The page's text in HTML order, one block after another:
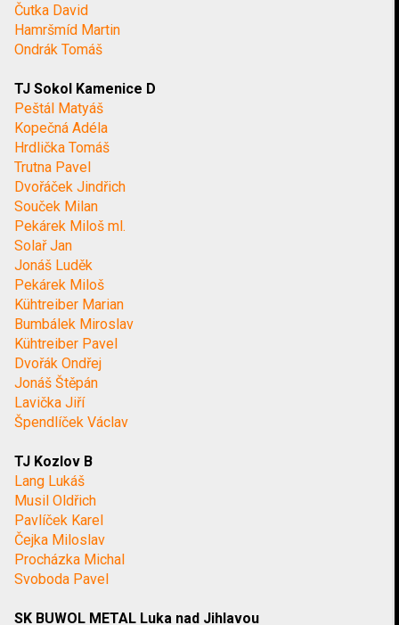
Čutka David
Hamršmíd Martin
Ondrák Tomáš
TJ Sokol Kamenice D
Peštál Matyáš
Kopečná Adéla
Hrdlička Tomáš
Trutna Pavel
Dvořáček Jindřich
Souček Milan
Pekárek Miloš ml.
Solař Jan
Jonáš Luděk
Pekárek Miloš
Kühtreiber Marian
Bumbálek Miroslav
Kühtreiber Pavel
Dvořák Ondřej
Jonáš Štěpán
Lavička Jiří
Špendlíček Václav
TJ Kozlov B
Lang Lukáš
Musil Oldřich
Pavlíček Karel
Čejka Miloslav
Procházka Michal
Svoboda Pavel
SK BUWOL METAL Luka nad Jihlavou